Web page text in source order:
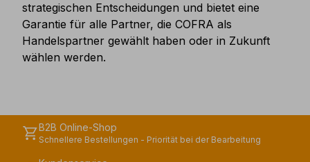
strategischen Entscheidungen und bietet eine
Garantie für alle Partner, die COFRA als
Handelspartner gewählt haben oder in Zukunft
wählen werden.
shopping_cartB2B Online-Shop
Schnellere Bestellungen - Priorität bei der Bearbeitung